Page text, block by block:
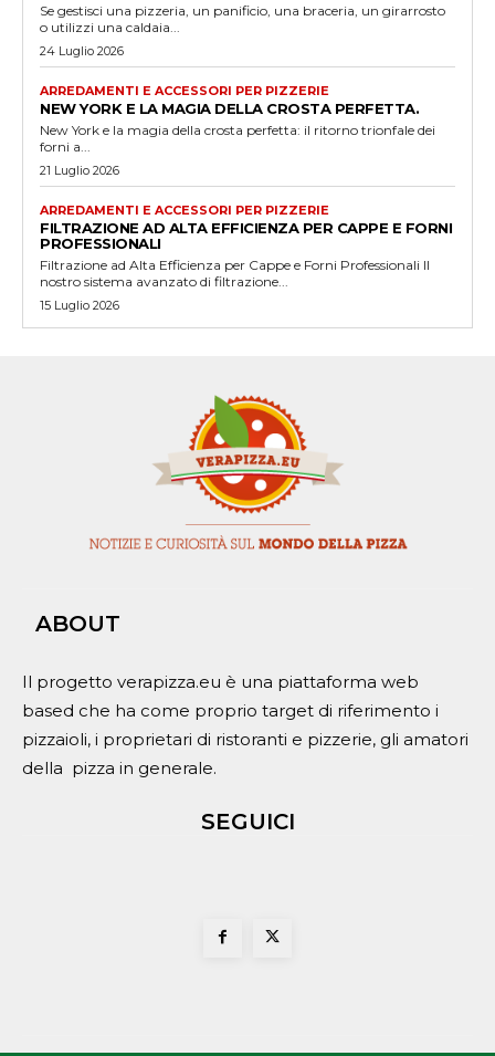
Se gestisci una pizzeria, un panificio, una braceria, un girarrosto
o utilizzi una caldaia...
24 Luglio 2026
ARREDAMENTI E ACCESSORI PER PIZZERIE
NEW YORK E LA MAGIA DELLA CROSTA PERFETTA.
New York e la magia della crosta perfetta: il ritorno trionfale dei
forni a...
21 Luglio 2026
ARREDAMENTI E ACCESSORI PER PIZZERIE
FILTRAZIONE AD ALTA EFFICIENZA PER CAPPE E FORNI
PROFESSIONALI
Filtrazione ad Alta Efficienza per Cappe e Forni Professionali Il
nostro sistema avanzato di filtrazione...
15 Luglio 2026
ABOUT
Il progetto verapizza.eu è una piattaforma web
based che ha come proprio target di riferimento i
pizzaioli, i proprietari di ristoranti e pizzerie, gli amatori
della pizza in generale.
SEGUICI